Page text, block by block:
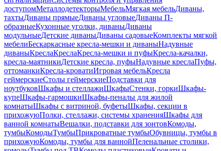
доступомМеталлодетекторыМебельМягкая мебельДиваны,
тахтыДиваны прямыеДиваны угловыеДиваны П-
образныеКухонные уголки, диваныДиваны
модульныеДетские диваныДиваны садовыеКомплекты мягкой
мебелиБескаркасные кресла-мешки и диваныНадувные
диваныКреслаКреслаКресла-мешки и пуфыКресла-качалки,
кресла-маятникиДетские кресла, пуфыНадувные креслаПуфы,
оттоманкиКресла-кроватиИгровая мебельКресла
геймерскиеСтолы геймерскиеПодставки для
ноутбуковШкафы и стеллажиШкафыСтенки, горкиШкафы-
купеШкафы-гармошкиШкафы-пеналы для жилой
комнатыШкафы с витриной, буфетыШкафы, секции в
прихожуюПолки, стеллажи, системы храненияШкафы для
ванной комнатыВешалки, подставки для зонтовКомоды,
тумбыКомодыТумбыПрикроватные тумбыОбувницы, тумбы в
прихожуюКомоды, тумбы для ваннойПеленальные столики,